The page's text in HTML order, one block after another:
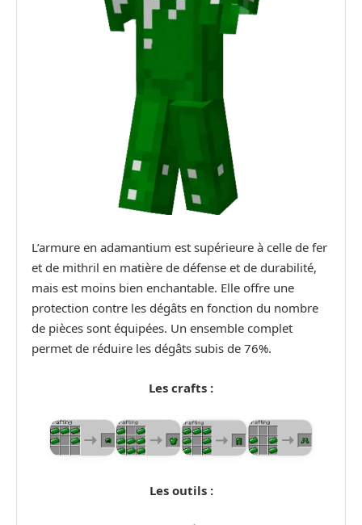
L’armure en adamantium est supérieure à celle de fer
et de mithril en matière de défense et de durabilité,
mais est moins bien enchantable. Elle offre une
protection contre les dégâts en fonction du nombre
de pièces sont équipées. Un ensemble complet
permet de réduire les dégâts subis de 76%.
Les crafts :
Les outils :